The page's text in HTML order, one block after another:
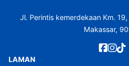
Jl. Perintis kemerdekaan Km.
Makassar,
LAMAN